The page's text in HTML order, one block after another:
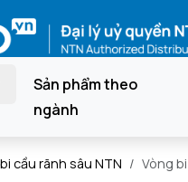
Sản phẩm theo
ngành
cầu rãnh sâu NTN Vòng